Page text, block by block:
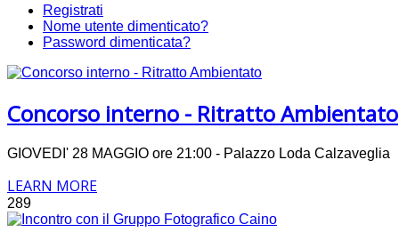
Registrati
Nome utente dimenticato?
Password dimenticata?
Concorso interno - Ritratto Ambientato
GIOVEDI' 28 MAGGIO ore 21:00 - Palazzo Loda
LEARN MORE
289